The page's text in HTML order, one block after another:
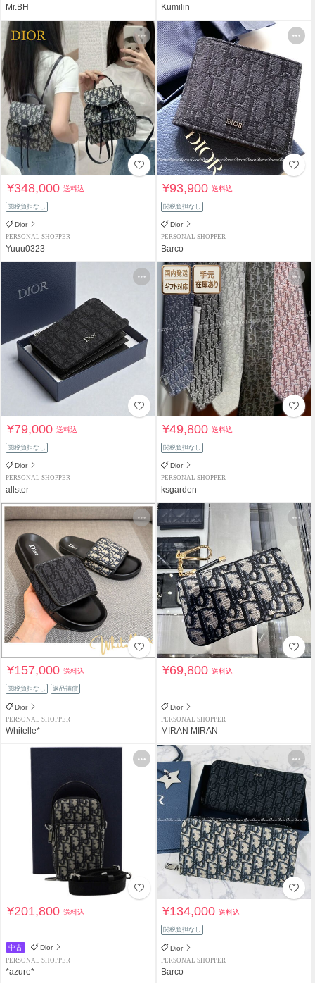
Mr.BH Kumilin
¥348,000送料込
関税負担なし
Dior
PERSONAL SHOPPER
Yuuu0323
¥93,900送料込
関税負担なし
Dior
PERSONAL SHOPPER
Barco
¥79,000送料込
関税負担なし
Dior
PERSONAL SHOPPER
allster
¥49,800送料込
関税負担なし
Dior
PERSONAL SHOPPER
ksgarden
¥157,000送料込
関税負担なし 返品補償
Dior
PERSONAL SHOPPER
Whitelle*
¥69,800送料込
Dior
PERSONAL SHOPPER
MIRAN MIRAN
¥201,800送料込
中古 Dior
PERSONAL SHOPPER
*azure*
¥134,000送料込
関税負担なし
Dior
PERSONAL SHOPPER
Barco